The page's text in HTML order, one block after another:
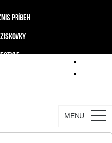
PRÍBEH
MENU